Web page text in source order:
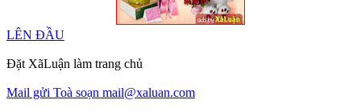
LÊN ĐẦU
Đặt XãLuận làm trang chủ
Mail gửi Toà soạn mail@xaluan.com